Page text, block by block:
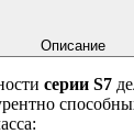
Описание
серии S7